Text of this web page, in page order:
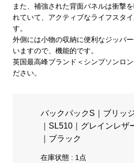
また、補強された背面パネルは衝撃
れていて、アクティブなライフスタ
す。
外側には小物の収納に便利なジッパ
いますので、機能的です。
英国最高峰ブランド＜シンプソンロ
ださい。
バックパックS｜ブリッ
｜SL510｜グレインレザ
｜ブラック
在庫状態 : 1点